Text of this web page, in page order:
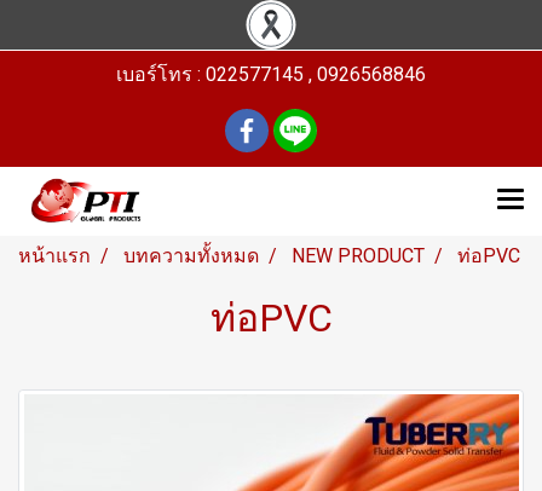
เบอร์โทร : 022577145 , 0926568846
หน้าแรก บทความทั้งหมด NEW PRODUCT ท่อPVC
ท่อPVC